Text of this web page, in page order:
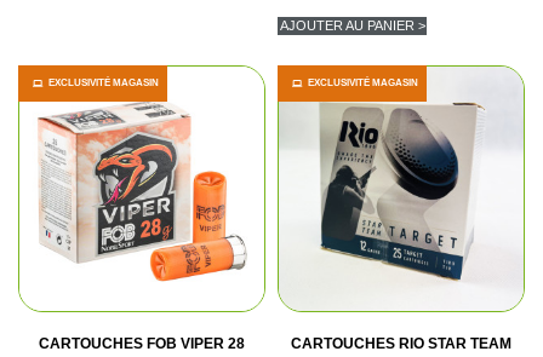
AJOUTER AU PANIER >
CARTOUCHES FOB VIPER 28
EXCLUSIVITÉ MAGASIN
CARTOUCHES RIO STAR TEAM
EXCLUSIVITÉ MAGASIN